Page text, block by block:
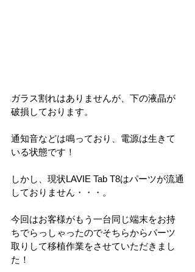
ガラス割れはありませんが、下の液晶が
破損しております。
通知音などは鳴っており、電源は生きて
いる状態です！
しかし、現状LAVIE Tab T8はパーツが流通
しておりません・・・。
今回はお客様がもう一台同じ端末をお持
ちでらっしゃったのでそちらからパーツ
取りして移植作業をさせていただきまし
た！